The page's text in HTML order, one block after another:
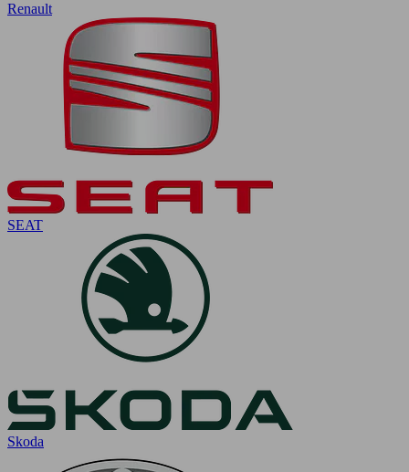
Renault
SEAT
Skoda